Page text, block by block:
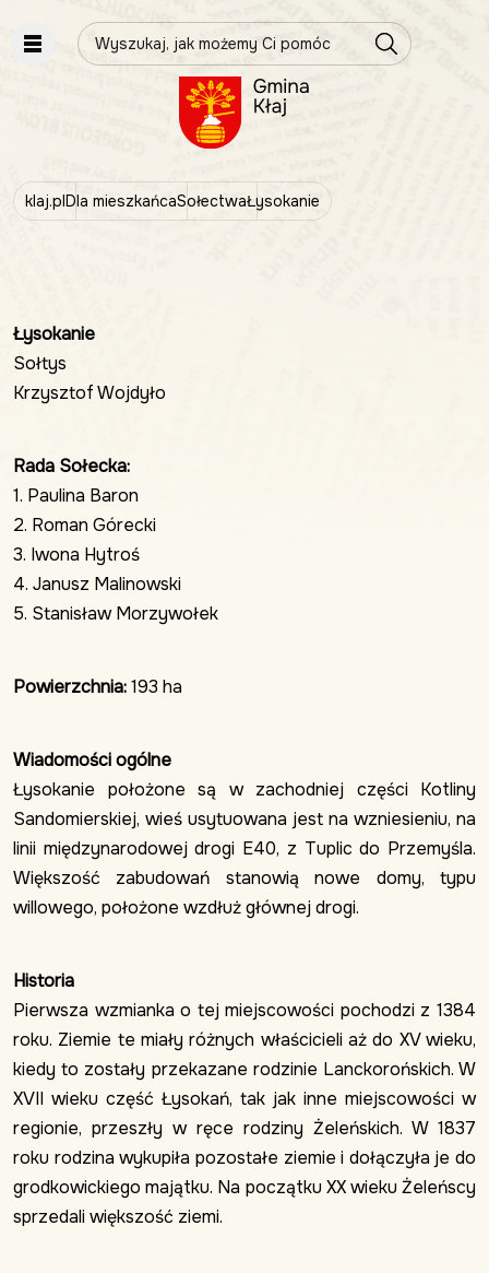
Wpisz szukaną frazę
klaj.plDla mieszkańcaSołectwaŁysokanie
Łysokanie
Sołtys
Krzysztof Wojdyło
Rada Sołecka:
1. Paulina Baron
2. Roman Górecki
3. Iwona Hytroś
4. Janusz Malinowski
5. Stanisław Morzywołek
Powierzchnia:193 ha
Wiadomości ogólne
Łysokanie położone są w zachodniej części Kotliny
Sandomierskiej, wieś usytuowana jest na wzniesieniu, na
linii międzynarodowej drogi E40, z Tuplic do Przemyśla.
Większość zabudowań stanowią nowe domy, typu
willowego, położone wzdłuż głównej drogi.
Historia
Pierwsza wzmianka o tej miejscowości pochodzi z 1384
roku. Ziemie te miały różnych właścicieli aż do XV wieku,
kiedy to zostały przekazane rodzinie Lanckorońskich. W
XVII wieku część Łysokań, tak jak inne miejscowości w
regionie, przeszły w ręce rodziny Żeleńskich. W 1837
roku rodzina wykupiła pozostałe ziemie i dołączyła je do
grodkowickiego majątku. Na początku XX wieku Żeleńscy
sprzedali większość ziemi.